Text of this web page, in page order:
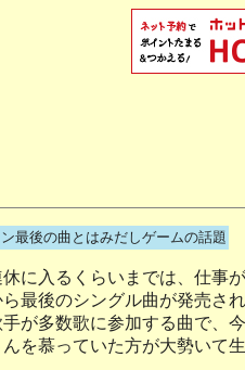
最後の曲とはみだしゲームの話題
に入るくらいまでは、仕事
最後のシングル曲が発売さ
が多数歌に参加する曲で、
を慕っていた方が大勢いて